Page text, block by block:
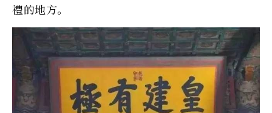
禮的地方。